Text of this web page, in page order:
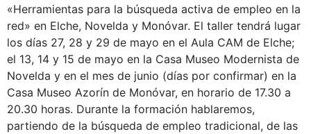
«Herramientas para la búsqueda activa de empleo en la
red» en Elche, Novelda y Monóvar. El taller tendrá lugar
los días 27, 28 y 29 de mayo en el Aula CAM de Elche;
el 13, 14 y 15 de mayo en la Casa Museo Modernista de
Novelda y en el mes de junio (días por confirmar) en la
Casa Museo Azorín de Monóvar, en horario de 17.30 a
20.30 horas. Durante la formación hablaremos,
partiendo de la búsqueda de empleo tradicional, de las